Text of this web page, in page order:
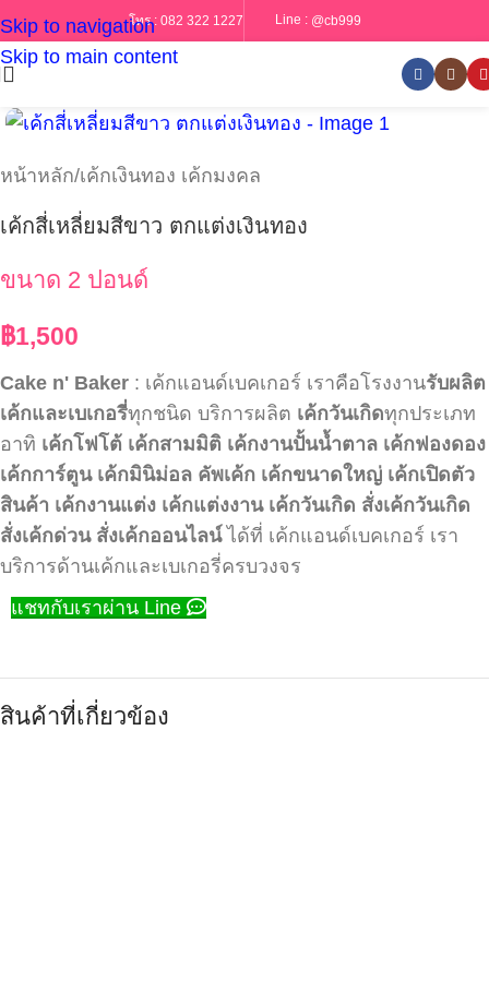
Skip to navigation
Skip to main content
โทร : 082 322 1227 Line : @cb999
หน้าหลัก/เค้กเงินทอง เค้กมงคล
เค้กสี่เหลี่ยมสีขาว ตกแต่งเงินทอง
ขนาด 2 ปอนด์
฿1,500
Cake n' Baker : เค้กแอนด์เบคเกอร์ เราคือโรงงานรับผลิต
เค้กและเบเกอรี่ทุกชนิด บริการผลิต เค้กวันเกิดทุกประเภท
อาทิ เค้กโฟโต้ เค้กสามมิติ เค้กงานปั้นน้ำตาล เค้กฟองดอง
เค้กการ์ตูน เค้กมินิม่อล คัพเค้ก เค้กขนาดใหญ่ เค้กเปิดตัว
สินค้า เค้กงานแต่ง เค้กแต่งงาน เค้กวันเกิด สั่งเค้กวันเกิด
สั่งเค้กด่วน สั่งเค้กออนไลน์ได้ที่ เค้กแอนด์เบคเกอร์ เรา
บริการด้านเค้กและเบเกอรี่ครบวงจร
แชทกับเราผ่าน Line
สินค้าที่เกี่ยวข้อง